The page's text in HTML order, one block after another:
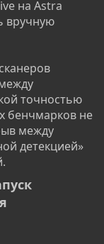
на Astra
вручную
точностью
бенчмарков не
между
детекцией»